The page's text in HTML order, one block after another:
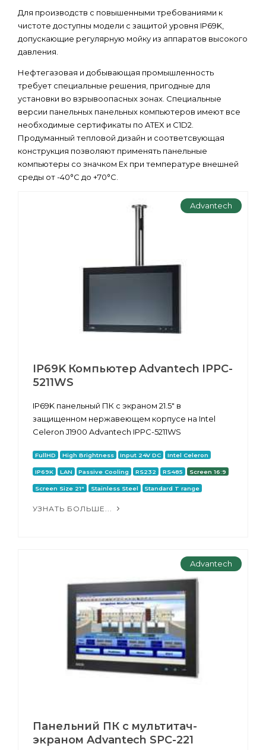
Для производств с повышенными требованиями к
чистоте доступны модели с защитой уровня IP69K,
допускающие регулярную мойку из аппаратов высокого
давления.
Нефтегазовая и добывающая промышленность
требует специальные решения, пригодные для
установки во взрывоопасных зонах. Специальные
версии панельных панельных компьютеров имеют все
необходимые сертификаты по ATEX и C1D2.
Продуманный тепловой дизайн и соответсвующая
конструкция позволяют применять панельные
компьютеры со значком Ex при температуре внешней
среды от -40°C до +70°C.
Advantech
IP69K Компьютер Advantech IPPC-
5211WS
IP69K панельный ПК с экраном 21.5" в
защищенном нержавеющем корпусе на Intel
Celeron J1900 Advantech IPPC-5211WS
FullHD High Brightness Input 24V DC Intel Celeron
IP69K LAN Passive Cooling RS232 RS485 Screen 16:9
Screen Size 21" Stainless Steel Standard T range
УЗНАТЬ БОЛЬШЕ...
Advantech
Панельний ПК с мультитач-
экраном Advantech SPC-221